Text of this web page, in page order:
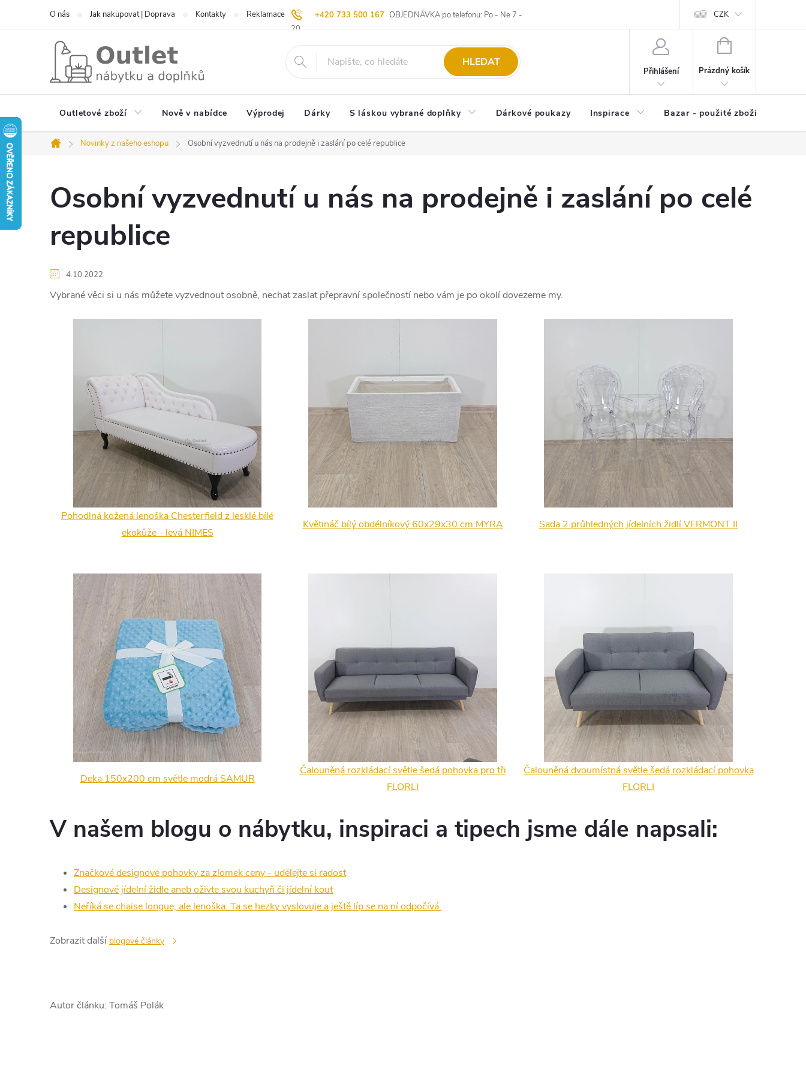
+420 733 500 167 OBJEDNÁVKA po telefonu: Po - Ne 7 -
20
O nás Jak nakupovat | Doprava Kontakty Reklamace | Vrácení zboží Blog 20 let u Starých Komisní prodej | Výkup zboží Kvalita zboží Spolupráce |
CZK
HLEDAT
Přihlášení
NÁKUPNÍ
Prázdný košík
Outletové zboží Nově v nabídce Výprodej Dárky S láskou vybrané doplňky Dárkové poukazy Inspirace Bazar - použité zboží
Domů
Novinky z našeho eshopu Osobní vyzvednutí u nás na prodejně i zaslání po celé republice
Osobní vyzvednutí u nás na prodejně i zaslání po celé
republice
4.10.2022
Vybrané věci si u nás můžete vyzvednout osobně, nechat zaslat přepravní společností nebo vám je po okolí dovezeme my.
Pohodlná kožená lenoška Chesterfield z lesklé bílé
ekokůže - levá NIMES
Květináč bílý obdélníkový 60x29x30 cm MYRA Sada 2 průhledných jídelních židlí VERMONT II
Deka 150x200 cm světle modrá SAMUR
Čalouněná rozkládací světle šedá pohovka pro tři
FLORLI
Čalouněná dvoumístná světle šedá rozkládací pohovka
FLORLI
V našem blogu o nábytku, inspiraci a tipech jsme dále napsali:
Značkové designové pohovky za zlomek ceny - udělejte si radost
Designové jídelní židle aneb oživte svou kuchyň či jídelní kout
Neříká se chaise longue, ale lenoška. Ta se hezky vyslovuje a ještě líp se na ní odpočívá.
Zobrazit další blogové články
Autor článku: Tomáš Polák